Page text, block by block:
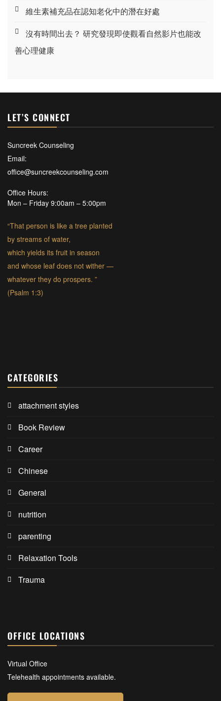
維生素補充品在認知老化中的潛在好處
沒有時間出去？ 研究發現即使觀看自然影片也能改
善心理健康
LET’S CONNECT
Suncreek Counseling
Email:
office@suncreekcounseling.com
Office Hours:
Mon – Friday 9:00am – 5:00pm
“That person is like a tree planted
by streams of water,
which yields its fruit in season
and whose leaf does not wither —
whatever they do prospers. ”
(Psalm 1:3)
CATEGORIES
attachment styles
Book Review
Career
Chinese
General
nutrition
parenting
Relaxation Tools
Trauma
OFFICE LOCATIONS
Virtual Office
Telehealth appointments available.